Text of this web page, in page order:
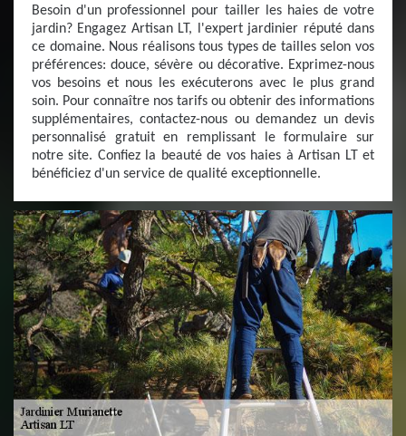
Besoin d'un professionnel pour tailler les haies de votre
jardin? Engagez Artisan LT, l'expert jardinier réputé dans
ce domaine. Nous réalisons tous types de tailles selon vos
préférences: douce, sévère ou décorative. Exprimez-nous
vos besoins et nous les exécuterons avec le plus grand
soin. Pour connaître nos tarifs ou obtenir des informations
supplémentaires, contactez-nous ou demandez un devis
personnalisé gratuit en remplissant le formulaire sur
notre site. Confiez la beauté de vos haies à Artisan LT et
bénéficiez d'un service de qualité exceptionnelle.